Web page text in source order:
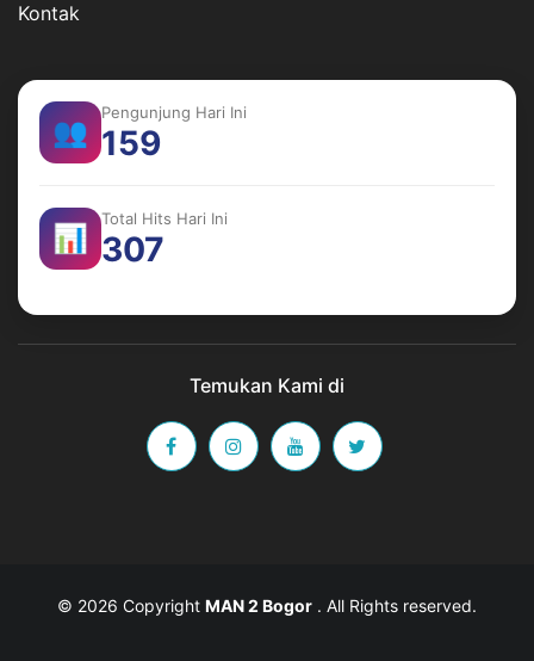
Kontak
👥
Pengunjung Hari Ini
159
📊
Total Hits Hari Ini
307
Temukan Kami di
© 2026 Copyright MAN 2 Bogor . All Rights reserved.